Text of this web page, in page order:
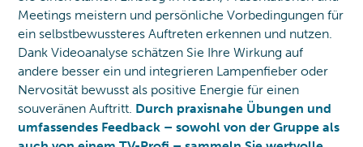
Meetings meistern und persönliche Vorbedingungen für
ein selbstbewussteres Auftreten erkennen und nutzen.
Dank Videoanalyse schätzen Sie Ihre Wirkung auf
andere besser ein und integrieren Lampenfieber oder
Nervosität bewusst als positive Energie für einen
souveränen Auftritt. Durch praxisnahe Übungen und
umfassendes Feedback – sowohl von der Gruppe als